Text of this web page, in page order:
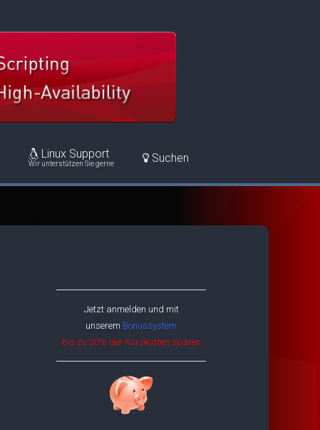
Linux Support
Wir unterstützen Sie gerne Suchen
Jetzt anmelden und mit
unserem Bonussystem
bis zu 30% der Kurskosten sparen